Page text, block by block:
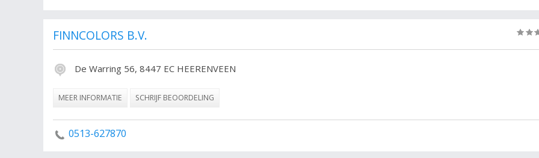
FINNCOLORS B.V.
De Warring 56, 8447 EC HEERENVEEN
MEER INFORMATIE SCHRIJF BEOORDELING
0513-627870